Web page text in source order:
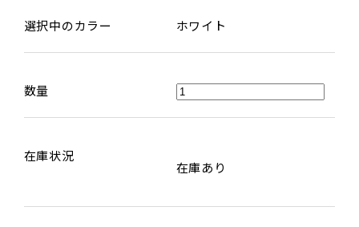
選択中のカラー ホワイト
数量
在庫状況
在庫あり